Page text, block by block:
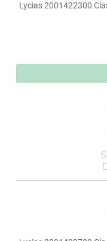
Lycias 2001422300